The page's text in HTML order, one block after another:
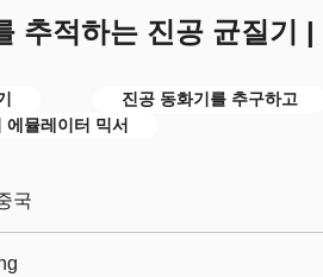
추적하는 진공 균질기 |
진공 동화기를 추구하고
에뮬레이터 믹서
국